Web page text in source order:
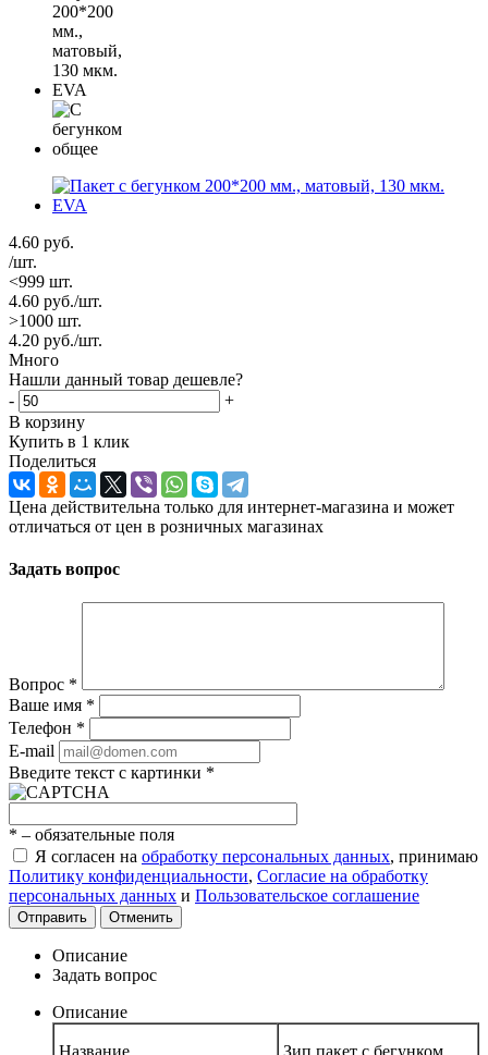
4.60 руб.
/шт.
<999 шт.
4.60 руб./шт.
>1000 шт.
4.20 руб./шт.
Много
Нашли данный товар дешевле?
-
+
В корзину
Купить в 1 клик
Поделиться
Цена действительна только для интернет-магазина и может
отличаться от цен в розничных магазинах
Задать вопрос
Вопрос *
Ваше имя *
Телефон *
E-mail
Введите текст с картинки *
* – обязательные поля
Я согласен на обработку персональных данных, принимаю
Политику конфиденциальности, Согласие на обработку
персональных данных и Пользовательское соглашение
Отправить Отменить
Описание
Задать вопрос
Описание